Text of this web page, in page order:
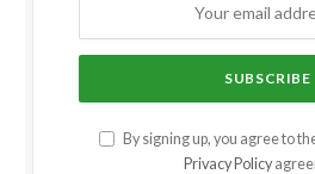
By signing up, you agree to
Privacy Policy